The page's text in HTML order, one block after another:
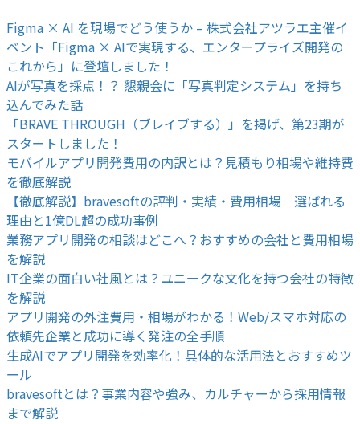
Figma × AI を現場でどう使うか – 株式会社アツラエ主催イ
ベント「Figma × AIで実現する、エンタープライズ開発の
これから」に登壇しました！
AIが写真を採点！？ 懇親会に「写真判定システム」を持ち
込んでみた話
「BRAVE THROUGH（ブレイブする）」を掲げ、第23期が
スタートしました！
モバイルアプリ開発費用の内訳とは？見積もり相場や維持費
を徹底解説
【徹底解説】bravesoftの評判・実績・費用相場｜選ばれる
理由と1億DL超の成功事例
業務アプリ開発の相談はどこへ？おすすめの会社と費用相場
を解説
IT企業の面白い社風とは？ユニークな文化を持つ会社の特徴
を解説
アプリ開発の外注費用・相場がわかる！Web/スマホ対応の
依頼先企業と成功に導く発注の全手順
生成AIでアプリ開発を効率化！具体的な活用法とおすすめツ
ール
bravesoftとは？事業内容や強み、カルチャーから採用情報
まで解説